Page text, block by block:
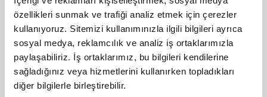
özellikleri sunmak ve trafiği analiz etmek için çerezler
kullanıyoruz. Sitemizi kullanımınızla ilgili bilgileri ayrıca
sosyal medya, reklamcılık ve analiz iş ortaklarımızla
paylaşabiliriz. İş ortaklarımız, bu bilgileri kendilerine
sağladığınız veya hizmetlerini kullanırken topladıkları
diğer bilgilerle birleştirebilir.
France
Italia